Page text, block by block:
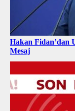
Hakan Fidan’dan
Mesaj